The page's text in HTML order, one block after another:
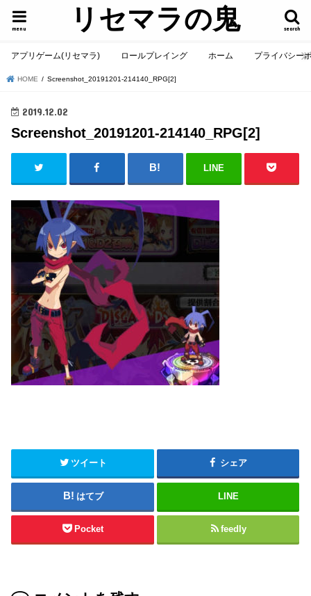
リセマラの鬼 search
menu
アプリゲーム(リセマラ) ロールプレイング ホーム プライバシー
HOME Screenshot_20191201-214140_RPG[2]
2019.12.02
Screenshot_20191201-214140_RPG[2]
LINE
ツイート シェア
はてブ LINE
Pocket feedly